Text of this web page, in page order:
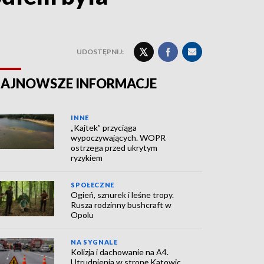
UDOSTĘPNIJ:
INFORMACJE
INNE
„Kajtek” przyciąga
wypoczywających. WOPR
ostrzega przed ukrytym
ryzykiem
SPOŁECZNE
Ogień, sznurek i leśne tropy.
Rusza rodzinny bushcraft w
Opolu
NA SYGNALE
Kolizja i dachowanie na A4.
Utrudnienia w stronę Katowic